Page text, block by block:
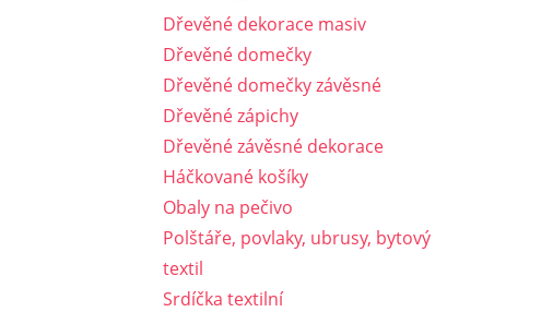
Dřevěné dekorace masiv
Dřevěné domečky
Dřevěné domečky závěsné
Dřevěné zápichy
Dřevěné závěsné dekorace
Háčkované košíky
Obaly na pečivo
Polštáře, povlaky, ubrusy, bytový
textil
Srdíčka textilní